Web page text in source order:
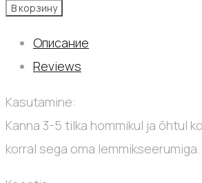
В корзину
Описание
Reviews
Kasutamine:
Kanna 3-5 tilka hommikul ja õhtul
korral sega oma lemmikseerumiga.